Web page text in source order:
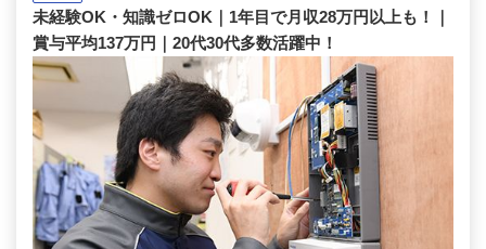
未経験OK・知識ゼロOK｜1年目で月収28万円以上も！｜
賞与平均137万円｜20代30代多数活躍中！